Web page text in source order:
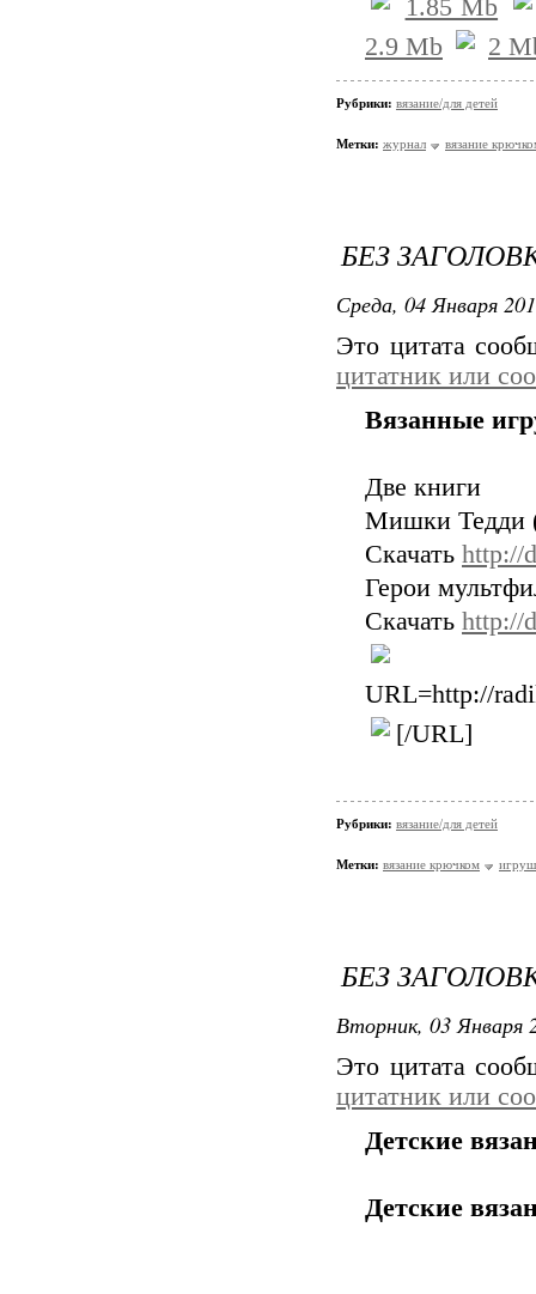
1.85 Mb
2.9 Mb
2
Рубрики: вязание/для детей
Метки: журнал вязание
БЕЗ
Среда, 04 Января
Это цитата
цитатник или
Вязанные
Две книги
Мишки Тедди
Скачать http://
Герои
Скачать http://
URL=http://
[/URL]
Рубрики: вязание/для детей
Метки: вязание крючком
БЕЗ
Вторник, 03 Января
Это цитата
цитатник или
Детские
Детские